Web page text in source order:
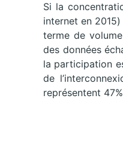
Si la
internet en
terme de
des données
la participation
de
représentent